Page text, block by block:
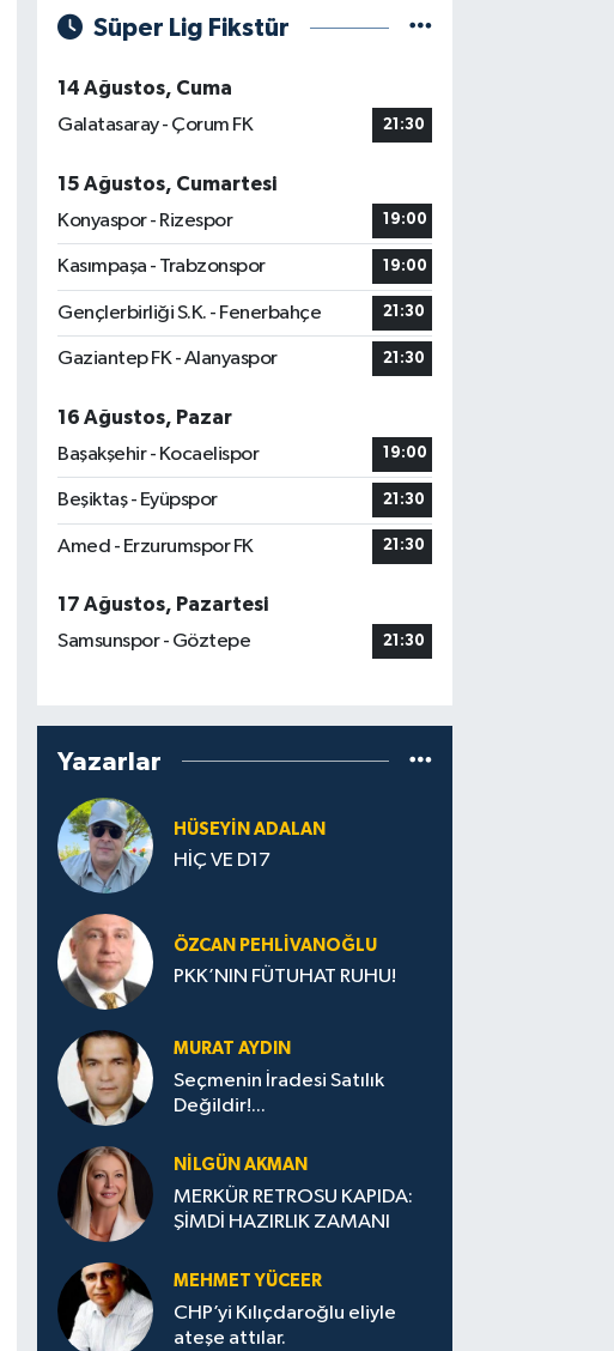
Süper Lig Fikstür
14 Ağustos, Cuma
Galatasaray - Çorum FK
21:30
15 Ağustos, Cumartesi
Konyaspor - Rizespor
19:00
Kasımpaşa - Trabzonspor 19:00
Gençlerbirliği S.K. - Fenerbahçe 21:30
Gaziantep FK - Alanyaspor 21:30
16 Ağustos, Pazar
Başakşehir - Kocaelispor
19:00
Beşiktaş - Eyüpspor 21:30
Amed - Erzurumspor FK 21:30
17 Ağustos, Pazartesi
Samsunspor - Göztepe
21:30
Yazarlar
HÜSEYIN ADALAN
HİÇ VE D17
ÖZCAN PEHLIVANOĞLU
PKK’NIN FÜTUHAT RUHU!
MURAT AYDIN
Seçmenin İradesi Satılık
Değildir!...
NILGÜN AKMAN
MERKÜR RETROSU KAPIDA:
ŞİMDİ HAZIRLIK ZAMANI
MEHMET YÜCEER
CHP’yi Kılıçdaroğlu eliyle
ateşe attılar.